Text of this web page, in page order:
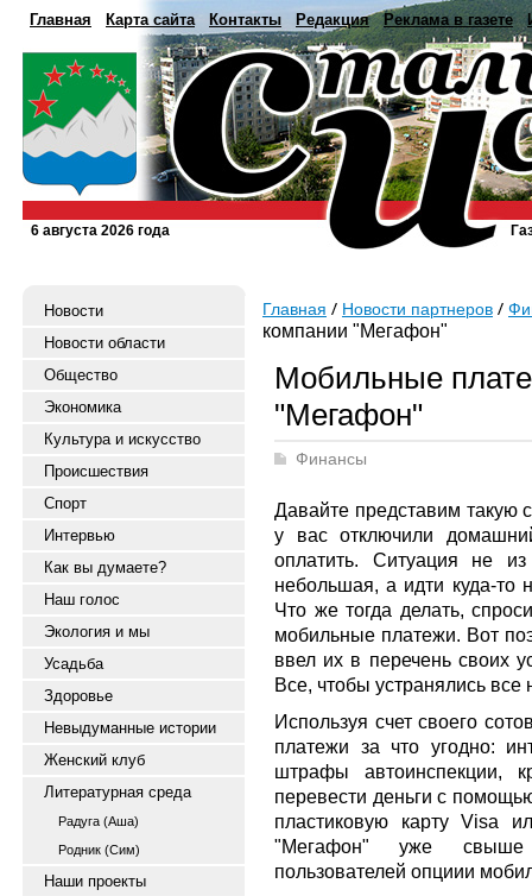
Главная Карта сайта Контакты Редакция Реклама в газете
6 августа 2026 года
Новости
Новости области
Общество
Экономика
Культура и искусство
Происшествия
Спорт
Интервью
Как вы думаете?
Наш голос
Экология и мы
Усадьба
Здоровье
Невыдуманные истории
Женский клуб
Литературная среда
Радуга (Аша)
Родник (Сим)
Наши проекты
Главная Новости партнеров
компании "Мегафон"
Мобильные
"Мегафон"
Финансы
Давайте представим такую
у вас отключили
оплатить. Ситуация не
небольшая, а идти куда-то
Что же тогда делать,
мобильные платежи. Вот
ввел их в перечень своих
Все, чтобы устранялись
Используя счет своего
платежи за что угодно:
штрафы автоинспекции,
перевести деньги с
пластиковую карту Visa
"Мегафон" уже свыше
пользователей опциии